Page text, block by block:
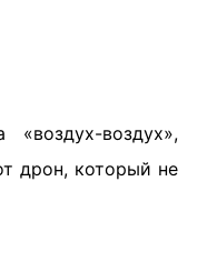
воздух»,
дрон, который не